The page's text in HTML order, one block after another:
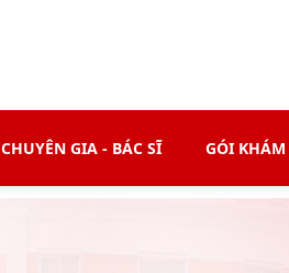
CHUYÊN GIA - BÁC SĨ GÓI KHÁM